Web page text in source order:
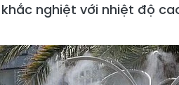
nghiệt với nhiệt độ